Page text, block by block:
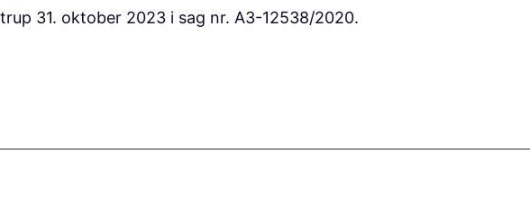
31. oktober 2023 i sag nr. A3-12538/2020.